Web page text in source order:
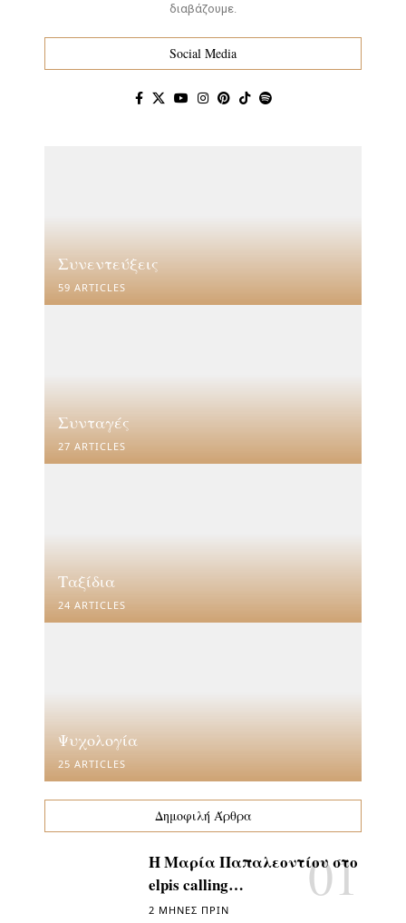
διαβάζουμε.
Social Media
Συνεντεύξεις
59 ARTICLES
Συνταγές
27 ARTICLES
Ταξίδια
24 ARTICLES
Ψυχολογία
25 ARTICLES
Δημοφιλή Άρθρα
Η Μαρία Παπαλεοντίου στο
elpis calling…
2 ΜΉΝΕΣ ΠΡΙΝ